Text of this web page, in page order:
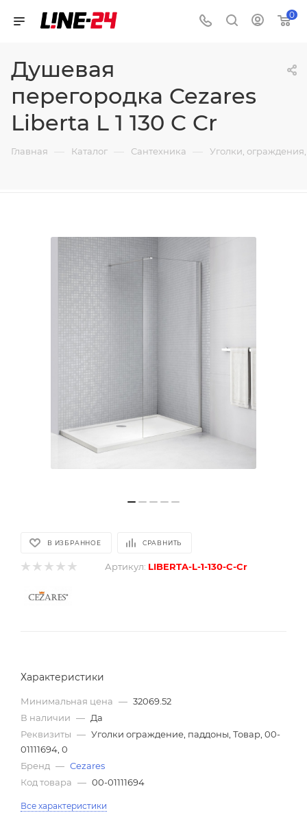
0
Душевая
перегородка Cezares
Liberta L 1 130 C Cr
Главная — Каталог — Сантехника — Уголки,
В ИЗБРАННОЕ СРАВНИТЬ
Артикул: LIBERTA-L-1-130-C-Cr
Характеристики
Минимальная цена — 32069.52
В наличии — Да
Реквизиты — Уголки ограждение, паддоны, Товар, 00-
01111694, 0
Бренд — Cezares
Код товара — 00-01111694
Все характеристики